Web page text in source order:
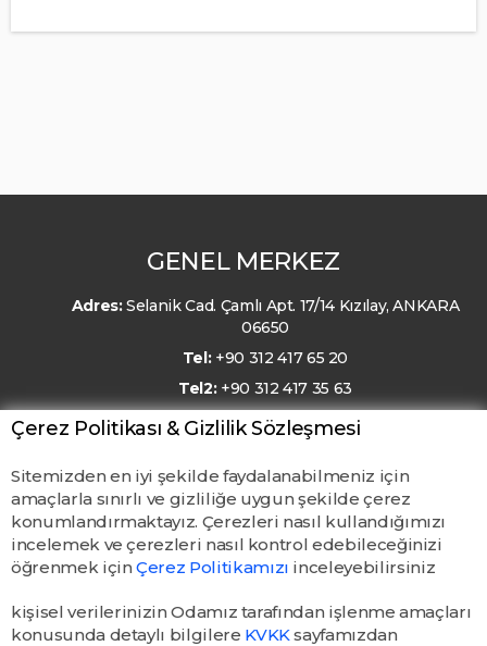
GENEL MERKEZ
Adres:Selanik Cad. Çamlı Apt. 17/14 Kızılay, ANKARA
06650
Tel: +90 312 417 65 20
Tel2: +90 312 417 35 63
E-Posta: kmo@kmo.org.tr
Çerez Politikası & Gizlilik Sözleşmesi
Sitemizden en iyi şekilde faydalanabilmeniz için
amaçlarla sınırlı ve gizliliğe uygun şekilde çerez
konumlandırmaktayız. Çerezleri nasıl kullandığımızı
incelemek ve çerezleri nasıl kontrol edebileceğinizi
öğrenmek içinÇerez Politikamızı inceleyebilirsiniz
kişisel verilerinizin Odamız tarafından işlenme amaçları
konusunda detaylı bilgilere KVKKsayfamızdan